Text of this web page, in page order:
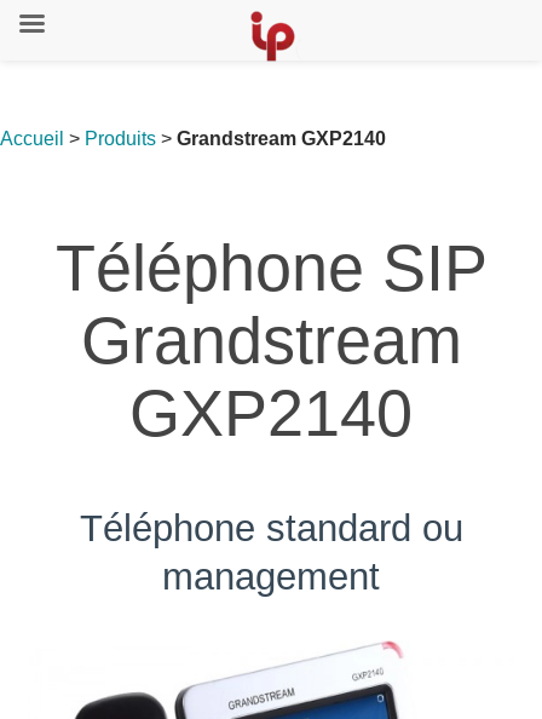
Accueil > Produits > Grandstream GXP2140
Téléphone SIP
Grandstream
GXP2140
Téléphone standard ou
management